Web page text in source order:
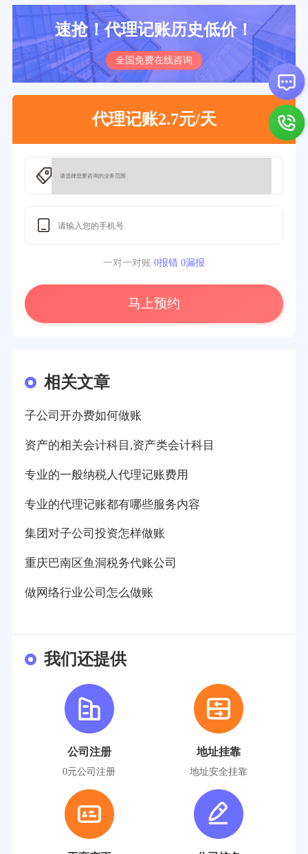
速抢！代理记账历史低价！
全国免费在线咨询
代理记账2.7元/天
一对一对账 0报错 0漏报
马上预约
相关文章
子公司开办费如何做账
资产的相关会计科目,资产类会计科目
专业的一般纳税人代理记账费用
专业的代理记账都有哪些服务内容
集团对子公司投资怎样做账
重庆巴南区鱼洞税务代账公司
做网络行业公司怎么做账
我们还提供
公司注册
0元公司注册
地址挂靠
地址安全挂靠